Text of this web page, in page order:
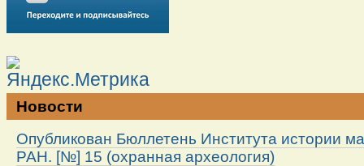
Новости
Опубликован Бюллетень Института истории
РАН. [№] 15 (охранная археология)